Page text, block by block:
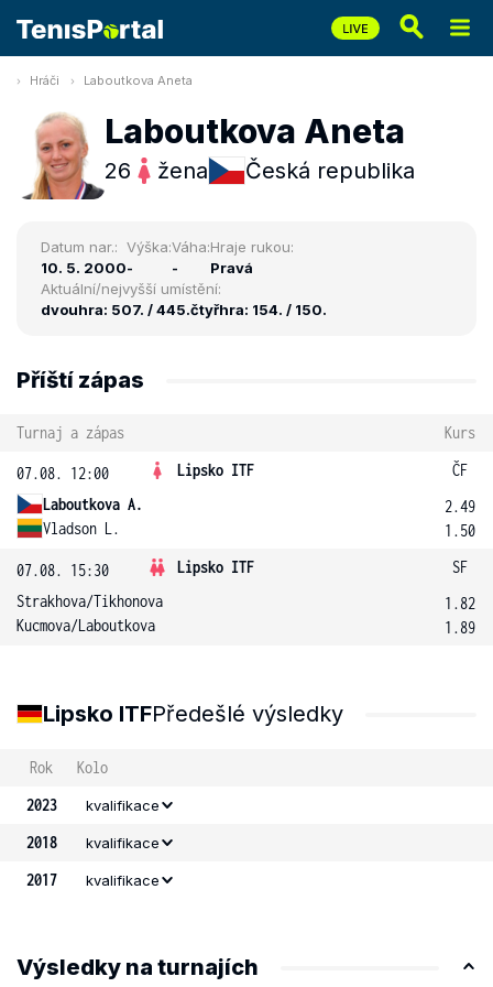
Hráči Laboutkova Aneta
Laboutkova Aneta
26 žena Česká republika
Datum nar.:
10. 5. 2000
Výška:
-
Váha:
-
Hraje rukou:
Pravá
Aktuální/nejvyšší umístění:
dvouhra: 507. / 445.čtyřhra: 154. / 150.
Příští zápas
Turnaj a zápas Kurs
07.08. 12:00 Lipsko ITF
ČF
Laboutkova A.
Vladson L.
2.49
1.50
07.08. 15:30 Lipsko ITF
SF
Strakhova/Tikhonova
Kucmova/Laboutkova
1.82
1.89
Lipsko ITFPředešlé výsledky
Rok
Kolo
2023
kvalifikace
2018 kvalifikace
2017 kvalifikace
Výsledky na turnajích